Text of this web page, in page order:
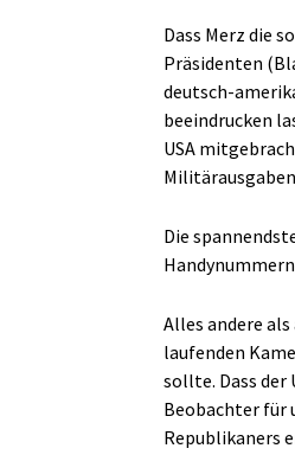
Dass Merz die
Präsidenten
deutsch-
beeindrucken
USA
Die
Alles andere
laufenden
sollte. Dass
Beobachter für
Republikaners